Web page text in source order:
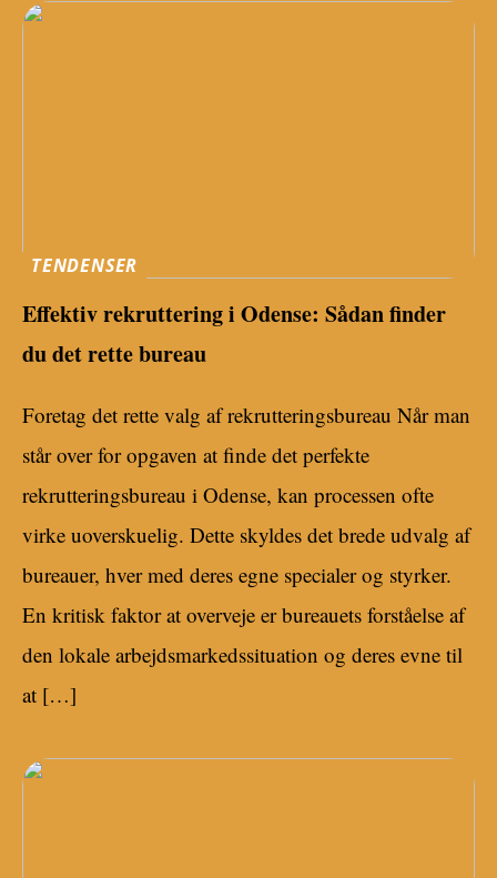
TENDENSER
Effektiv rekruttering i Odense: Sådan finder
du det rette bureau
Foretag det rette valg af rekrutteringsbureau Når man
står over for opgaven at finde det perfekte
rekrutteringsbureau i Odense, kan processen ofte
virke uoverskuelig. Dette skyldes det brede udvalg af
bureauer, hver med deres egne specialer og styrker.
En kritisk faktor at overveje er bureauets forståelse af
den lokale arbejdsmarkedssituation og deres evne til
at […]